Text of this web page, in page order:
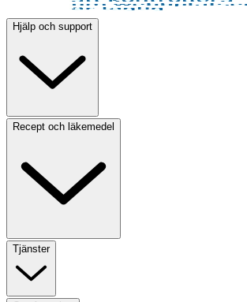
Hjälp och support
Recept och läkemedel
Tjänster